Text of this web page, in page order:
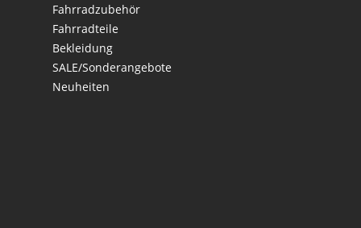
Fahrradzubehör
Fahrradteile
Bekleidung
SALE/Sonderangebote
Neuheiten